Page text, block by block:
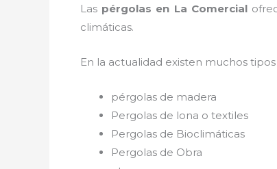
Las pérgolas en La Comercial
climáticas.
En la actualidad existen muchos
pérgolas de madera
Pergolas de lona o textiles
Pergolas de Bioclimáticas
Pergolas de Obra